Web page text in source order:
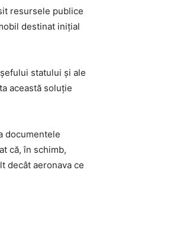
resursele publice
destinat inițial
statului și ale
această soluție
documentele
că, în schimb,
decât aeronava ce